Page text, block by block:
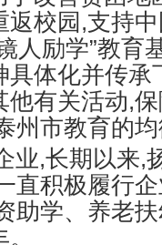
校园,支持
人励学”教育
体化并传承
有关活动,
州市教育的
业,长期以来,
直积极履行
助学、养老